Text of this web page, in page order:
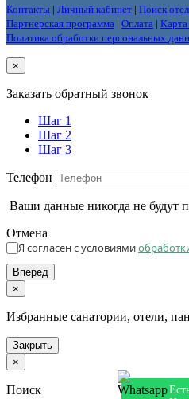
Контакты | Личный кабинет | Поиск
Партнерская программа | Оплата | Карта
Политика обработки персональных
×
Заказать обратный звонок
Шаг 1
Шаг 2
Шаг 3
Телефон
Ваши данные никогда не будут
Отмена
Я согласен с условиями
Вперед
×
Избранные санатории, отели,
Закрыть
×
Поиск